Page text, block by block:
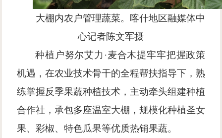
大棚内农户管理蔬菜。喀什地区融媒体中
心记者陈文军摄
种植户努尔艾力 ·麦合木提牢牢把握政策
机遇，在农业技术骨干的全程帮扶指导下，熟
练掌握反季果蔬种植技术，主动牵头组建种植
合作社，承包多座温室大棚，规模化种植圣女
果、彩椒、特色瓜果等优质热销果蔬。